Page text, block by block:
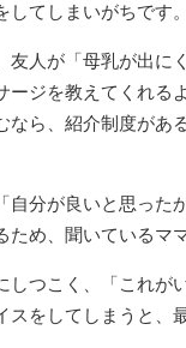
してしまいがちです。
友人が「母乳が出に
ージを教えてくれる
なら、紹介制度があ
自分が良いと思った
ため、聞いているマ
しつこく、「これが
スをしてしまうと、